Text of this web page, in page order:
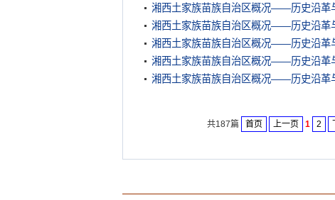
湘西土家族苗族自治区概况——历史沿革
湘西土家族苗族自治区概况——历史沿革
湘西土家族苗族自治区概况——历史沿革
湘西土家族苗族自治区概况——历史沿革
湘西土家族苗族自治区概况——历史沿革
共187篇 首页 上一页 1 2